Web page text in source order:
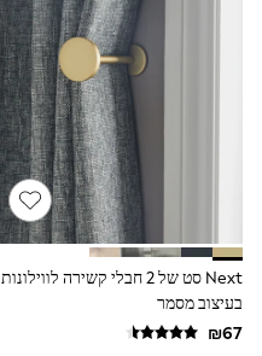
Dungaree Sets
Tracksuits
Shop All
Angel & Rocket
Monsoon
Baker by Ted Baker
Lipsy
River Island
JoJo Maman Bebe
adidas
smALLSAINTS
Shop all
Bluey
Disney
Paw Patrol
Next סט של 2 חבלי קשירה לווילונות
בעיצוב מסמר